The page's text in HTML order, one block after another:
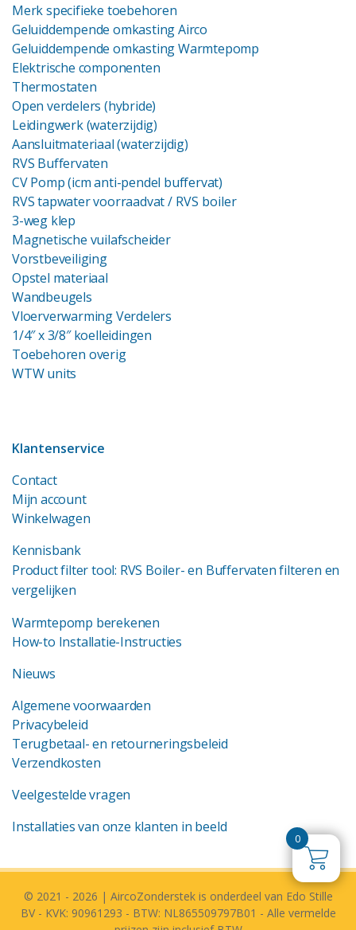
Merk specifieke toebehoren
Geluiddempende omkasting Airco
Geluiddempende omkasting Warmtepomp
Elektrische componenten
Thermostaten
Open verdelers (hybride)
Leidingwerk (waterzijdig)
Aansluitmateriaal (waterzijdig)
RVS Buffervaten
CV Pomp (icm anti-pendel buffervat)
RVS tapwater voorraadvat/ RVS boiler
3-weg klep
Magnetische vuilafscheider
Vorstbeveiliging
Opstel materiaal
Wandbeugels
Vloerverwarming Verdelers
1/4″ x 3/8″ koelleidingen
Toebehoren overig
WTW units
Klantenservice
Contact
Mijn account
Winkelwagen
Kennisbank
Product filter tool: RVS Boiler- en Buffervaten filteren en
vergelijken
Warmtepomp berekenen
How-to Installatie-Instructies
Nieuws
Algemene voorwaarden
Privacybeleid
Terugbetaal- en retourneringsbeleid
Verzendkosten
Veelgestelde vragen
Installaties van onze klanten in beeld
© 2021 - 2026 | AircoZonderstek is onderdeel van Edo Stille
BV - KVK: 90961293 - BTW: NL865509797B01 - Alle vermelde
0